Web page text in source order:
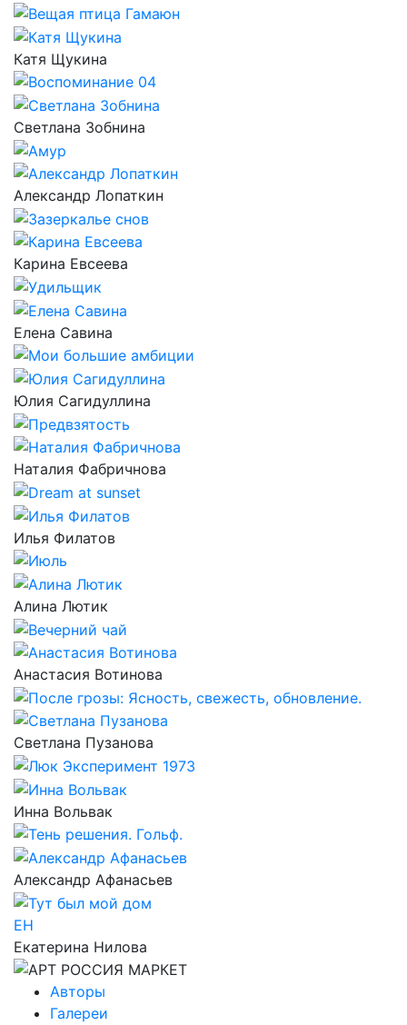
Катя Щукина
Светлана Зобнина
Александр Лопаткин
Карина Евсеева
Елена Савина
Юлия Сагидуллина
Наталия Фабричнова
Илья Филатов
Алина Лютик
Анастасия Вотинова
Светлана Пузанова
Инна Вольвак
Александр Афанасьев
ЕН
Екатерина Нилова
Авторы
Галереи